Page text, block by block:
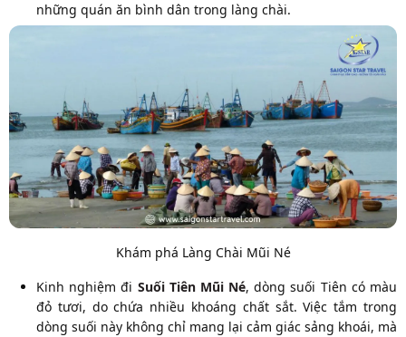
những quán ăn bình dân trong làng chài.
Khám phá Làng Chài Mũi Né
Kinh nghiệm đi Suối Tiên Mũi Né, dòng suối Tiên có màu
đỏ tươi, do chứa nhiều khoáng chất sắt. Việc tắm trong
dòng suối này không chỉ mang lại cảm giác sảng khoái, mà